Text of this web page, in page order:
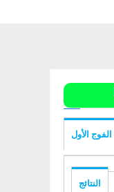
الفوج الأول
النتائج